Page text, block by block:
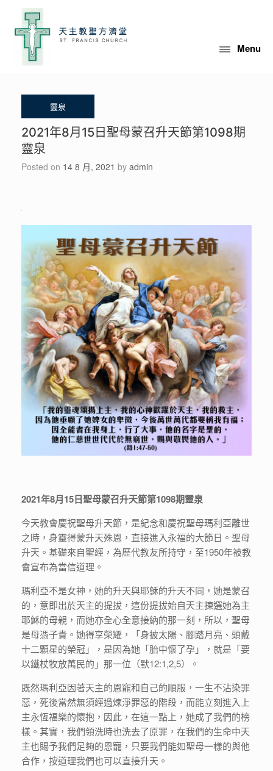
content
Menu
2021年8月15日聖母蒙召升天節第1098期
靈泉
Posted on 14 8 月, 2021 by admin
2021年8月15日聖母蒙召升天節第1098期靈泉
今天教會慶祝聖母升天節，是紀念和慶祝聖母瑪利亞離世
之時，身靈得蒙升天殊恩，直接進入永福的大節日。聖母
升天。基礎來自聖經，為歷代教友所持守，至1950年被教
會宣布為當信道理。
瑪利亞不是女神，她的升天與耶穌的升天不同，她是蒙召
的，意即出於天主的提拔，這份提拔始自天主揀選她為主
耶穌的母親，而她亦全心全意接納的那一刻，所以，聖母
是母憑子貴。她得享榮耀，「身披太陽、腳踏月亮、頭戴
十二顆星的榮冠」，是因為她「胎中懷了孕」，就是「要
以鐵杖牧放萬民的」那一位（默12:1,2,5）。
既然瑪利亞因著天主的恩寵和自己的順服，一生不沾染罪
惡，死後當然無須經過煉淨罪惡的階段，而能立刻進入上
主永恆福樂的懷抱，因此，在這一點上，她成了我們的榜
樣。其實，我們領洗時也洗去了原罪，在我們的生命中天
主也賜予我們足夠的恩寵，只要我們能如聖母一樣的與他
合作，按道理我們也可以直接升天。